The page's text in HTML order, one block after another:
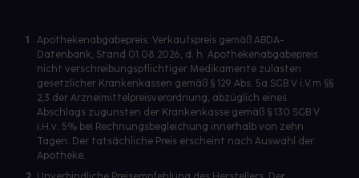
1
Apothekenabgabepreis: Verkaufspreis gemäß ABDA-
Datenbank, Stand 01.08.2026, d. h. Apothekenabgabepreis
nicht verschreibungspflichtiger Medikamente zulasten
gesetzlicher Krankenkassen gemäß § 129 Abs. 5a SGB V i.V.m §§
2,3 der Arzneimittelpreisverordnung, abzüglich eines
Abschlags zugunsten der Krankenkasse gemäß § 130 SGB V
i.H.v. 5% bei Rechnungsbegleichung innerhalb von zehn
Tagen. Der tatsächliche Preis erscheint nach Auswahl der
Apotheke.